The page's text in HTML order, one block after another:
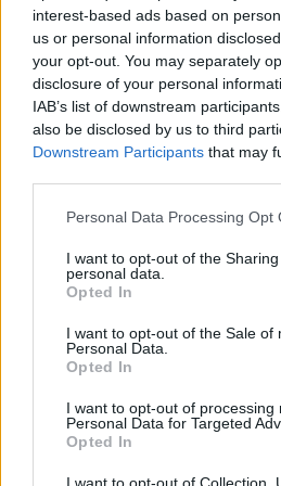
interest-based ads based on
us or personal information
your opt-out. You may separately
disclosure of your personal
IAB’s list of downstream
also be disclosed by us to third
Downstream Participants that may
Personal Data Processing Opt
I want to opt-out of the
personal data.
Opted In
I want to opt-out of the Sale of
Personal Data.
Opted In
I want to opt-out of processing
Personal Data for Targeted
Opted In
I want to opt-out of Collection,
μπάνιο οι
ΣΉΜΕΡΑ
Ο
κατέγραψε
ΣΚΑΪ και
Νέα
πότε
Ανάπλασης,